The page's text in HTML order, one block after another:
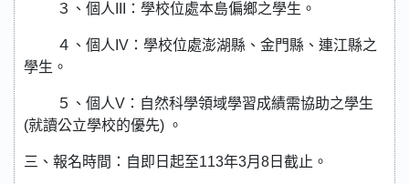
３、個人III：學校位處本島偏鄉之學生。
４、個人IV：學校位處澎湖縣、金門縣、連江縣之
學生。
５、個人V：自然科學領域學習成績需協助之學生
(就讀公立學校的優先) 。
三、報名時間：自即日起至113年3月8日截止。